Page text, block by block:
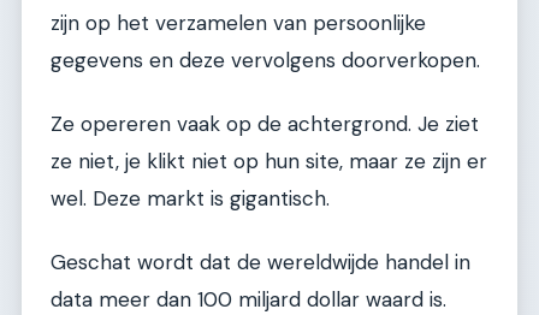
zijn op het verzamelen van persoonlijke
gegevens en deze vervolgens doorverkopen.
Ze opereren vaak op de achtergrond. Je ziet
ze niet, je klikt niet op hun site, maar ze zijn er
wel. Deze markt is gigantisch.
Geschat wordt dat de wereldwijde handel in
data meer dan 100 miljard dollar waard is.